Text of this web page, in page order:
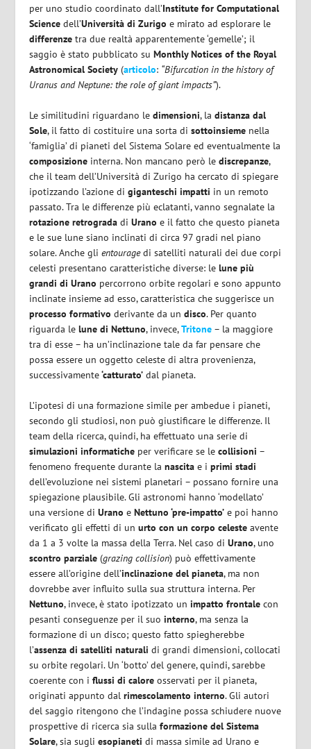
per uno studio coordinato dall’Institute for Computational
Science dell’Università di Zurigo e mirato ad esplorare le
differenze tra due realtà apparentemente ‘gemelle’; il
saggio è stato pubblicato suMonthly Notices of the Royal
Astronomical Society (articolo: “Bifurcation in the history of
Uranus and Neptune: the role of giant impacts”).
Le similitudini riguardano le dimensioni, ladistanza dal
Sole, il fatto di costituire una sorta disottoinsieme nella
‘famiglia’ di pianeti del Sistema Solare ed eventualmente la
composizione interna. Non mancano però lediscrepanze,
che il team dell’Università di Zurigo ha cercato di spiegare
ipotizzando l’azione digiganteschi impatti in un remoto
passato. Tra le differenze più eclatanti, vanno segnalate la
rotazione retrograda diUrano e il fatto che questo pianeta
e le sue lune siano inclinati di circa 97 gradi nel piano
solare. Anche glientouragedi satelliti naturali dei due corpi
celesti presentano caratteristiche diverse: lelune più
grandi di Urano percorrono orbite regolari e sono appunto
inclinate insieme ad esso, caratteristica che suggerisce un
processo formativo derivante da un disco. Per quanto
riguarda le lune di Nettuno, invece,Tritone – la maggiore
tra di esse – ha un’inclinazione tale da far pensare che
possa essere un oggetto celeste di altra provenienza,
successivamente‘catturato’ dal pianeta.
L’ipotesi di una formazione simile per ambedue i pianeti,
secondo gli studiosi, non può giustificare le differenze. Il
team della ricerca, quindi, ha effettuato una serie di
simulazioni informatiche per verificare se lecollisioni –
fenomeno frequente durante lanascita e i primi stadi
dell’evoluzione nei sistemi planetari – possano fornire una
spiegazione plausibile. Gli astronomi hanno ‘modellato’
una versione diUrano eNettuno ‘pre-impatto’ e poi hanno
verificato gli effetti di unurto con un corpo celeste avente
da 1 a 3 volte la massa della Terra. Nel caso diUrano, uno
scontro parziale (grazing collision) può effettivamente
essere all’origine dell’inclinazione del pianeta, ma non
dovrebbe aver influito sulla sua struttura interna. Per
Nettuno, invece, è stato ipotizzato unimpatto frontale con
pesanti conseguenze per il suo interno, ma senza la
formazione di un disco; questo fatto spiegherebbe
l’assenza di satelliti naturali di grandi dimensioni, collocati
su orbite regolari. Un ‘botto’ del genere, quindi, sarebbe
coerente con i flussi di calore osservati per il pianeta,
originati appunto dalrimescolamento interno. Gli autori
del saggio ritengono che l’indagine possa schiudere nuove
prospettive di ricerca sia sullaformazione del Sistema
Solare, sia sugliesopianeti di massa simile ad Urano e